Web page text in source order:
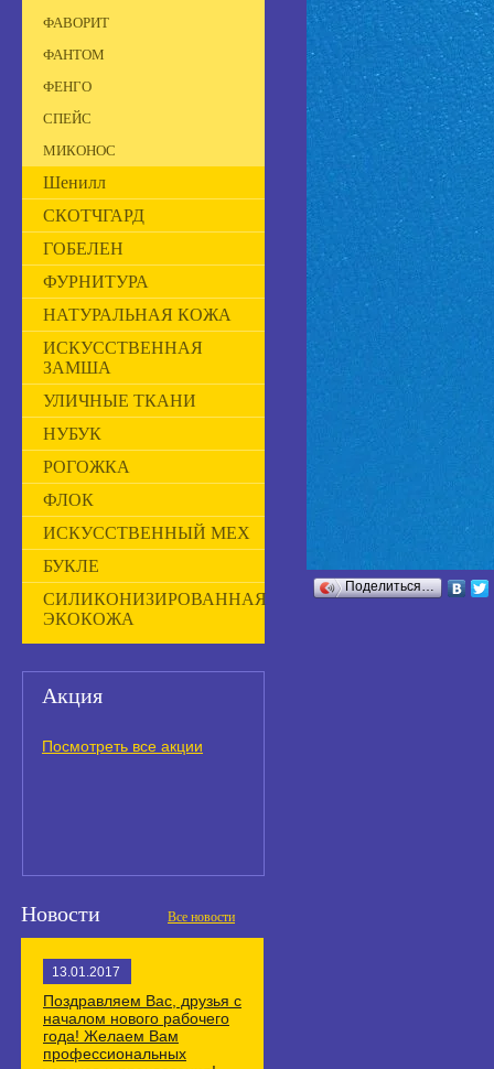
Поделиться…
ФАВОРИТ
ФАНТОМ
ФЕНГО
СПЕЙС
МИКОНОС
Шенилл
СКОТЧГАРД
ГОБЕЛЕН
ФУРНИТУРА
НАТУРАЛЬНАЯ КОЖА
ИСКУССТВЕННАЯ
ЗАМША
УЛИЧНЫЕ ТКАНИ
НУБУК
РОГОЖКА
ФЛОК
ИСКУССТВЕННЫЙ МЕХ
БУКЛЕ
СИЛИКОНИЗИРОВАННАЯ
ЭКОКОЖА
Акция
Посмотреть все акции
Новости Все новости
13.01.2017
Поздравляем Вас, друзья с
началом нового рабочего
года! Желаем Вам
профессиональных